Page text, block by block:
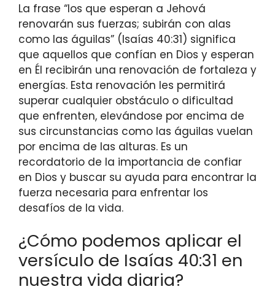
La frase “los que esperan a Jehová
renovarán sus fuerzas; subirán con alas
como las águilas” (Isaías 40:31) significa
que aquellos que confían en Dios y esperan
en Él recibirán una renovación de fortaleza y
energías. Esta renovación les permitirá
superar cualquier obstáculo o dificultad
que enfrenten, elevándose por encima de
sus circunstancias como las águilas vuelan
por encima de las alturas. Es un
recordatorio de la importancia de confiar
en Dios y buscar su ayuda para encontrar la
fuerza necesaria para enfrentar los
desafíos de la vida.
¿Cómo podemos aplicar el
versículo de Isaías 40:31 en
nuestra vida diaria?